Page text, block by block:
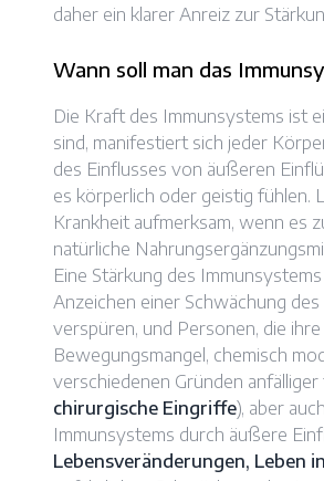
daher ein klarer Anreiz zur
Wann soll man das
Die Kraft des Immunsystems ist
sind, manifestiert sich jeder
des Einflusses von äußeren
es körperlich oder geistig fühlen.
Krankheit aufmerksam, wenn es
natürliche
Eine Stärkung des
Anzeichen einer Schwächung
verspüren, und Personen, die
Bewegungsmangel, chemisch
verschiedenen Gründen
chirurgische Eingriffe), aber
Immunsystems durch äußere
Lebensveränderungen, Leben